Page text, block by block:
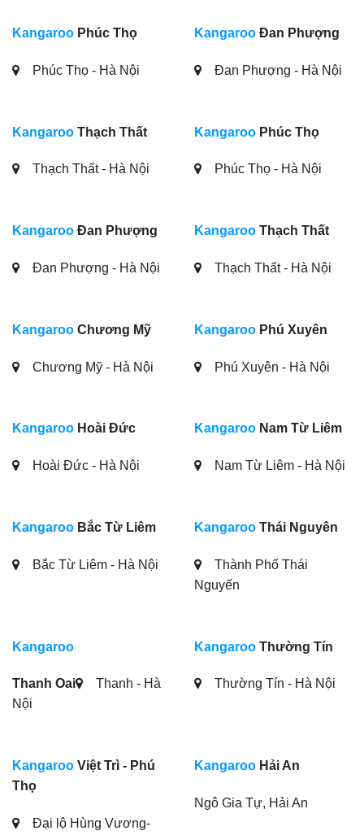
Kangaroo Phúc Thọ
Phúc Thọ - Hà Nội
Kangaroo Đan Phượng
Đan Phượng - Hà Nội
Kangaroo Thạch Thất
Thạch Thất - Hà Nội
Kangaroo Phúc Thọ
Phúc Thọ - Hà Nội
Kangaroo Đan Phượng
Đan Phượng - Hà Nội
Kangaroo Thạch Thất
Thạch Thất - Hà Nội
Kangaroo Chương Mỹ
Chương Mỹ - Hà Nội
Kangaroo Phú Xuyên
Phú Xuyên - Hà Nội
Kangaroo Hoài Đức
Hoài Đức - Hà Nội
Kangaroo Nam Từ Liêm
Nam Từ Liêm - Hà Nội
Kangaroo Bắc Từ Liêm
Bắc Từ Liêm - Hà Nội
Kangaroo Thái Nguyên
Thành Phố Thái
Nguyến
Kangaroo
Thanh Oai
Thanh - Hà
Nội
Kangaroo Thường Tín
Thường Tín - Hà Nội
Kangaroo Việt Trì - Phú
Thọ
Đại lộ Hùng Vương-
Kangaroo Hải An
Ngô Gia Tự, Hải An